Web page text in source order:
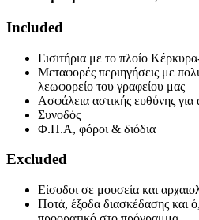
Included
Εισιτήρια με το πλοίο
Μεταφορές περιηγήσεις με
λεωφορείο του γραφείου μας
Ασφάλεια αστικής ευθύνης
Συνοδός
Φ.Π.Α, φόροι & διόδια
Excluded
Είσοδοι σε μουσεία και
Ποτά, έξοδα διασκέδασης και